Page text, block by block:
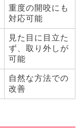
重度の開咬にも
対応可能
見た目に目立た
ず、取り外しが
可能
自然な方法での
改善